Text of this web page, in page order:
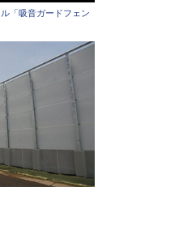
「吸音ガードフェン